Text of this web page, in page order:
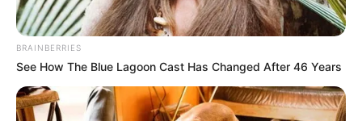
TEMAS DESTACADOS
CORTES DE LUZ EN BOLÍVAR
EL CARMEN DE BOLÍVAR
DUMEK TURBAY
BRAINBERRIES
See How The Blue Lagoon Cast Has Changed After 46 Years